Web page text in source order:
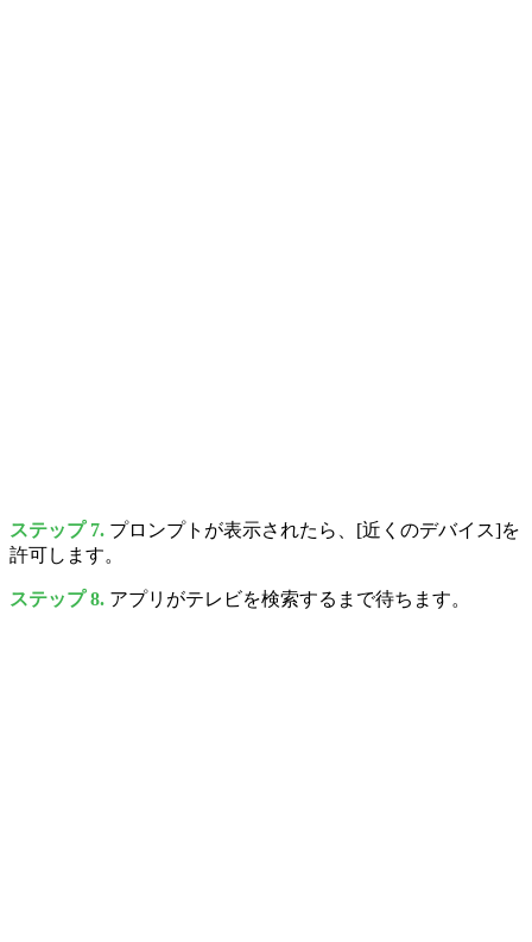
ステップ 7. プロンプトが表示されたら、[近くのデバイス]を
許可します。
ステップ 8. アプリがテレビを検索するまで待ちます。